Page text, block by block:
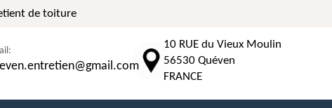
de toiture
10 RUE du Vieux Moulin
56530 Quéven
FRANCE